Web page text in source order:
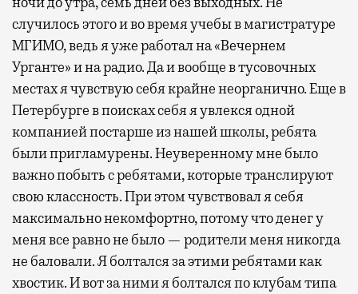
случилось этого и во время учебы в магистратуре
МГИМО, ведь я уже работал на «Вечернем
Урганте» и на радио. Да и вообще в тусовочных
местах я чувствую себя крайне неорганично. Еще в
Петербурге в поисках себя я увлекся одной
компанией постарше из нашей школы, ребята
были пригламурены. Неуверенному мне было
важно побыть с ребятами, которые транслируют
свою классность. При этом чувствовал я себя
максимально некомфортно, потому что денег у
меня все равно не было — родители меня никогда
не баловали. Я болтался за этими ребятами как
хвостик. И вот за ними я болтался по клубам типа